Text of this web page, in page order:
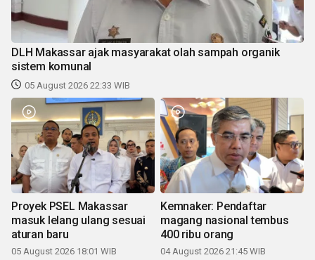
DLH Makassar ajak masyarakat olah sampah organik
sistem komunal
05 August 2026 22:33 WIB
Proyek PSEL Makassar
masuk lelang ulang sesuai
aturan baru
05 August 2026 18:01 WIB
Kemnaker: Pendaftar
magang nasional tembus
400 ribu orang
04 August 2026 21:45 WIB